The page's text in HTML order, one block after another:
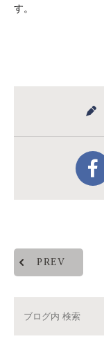
す。
PREV